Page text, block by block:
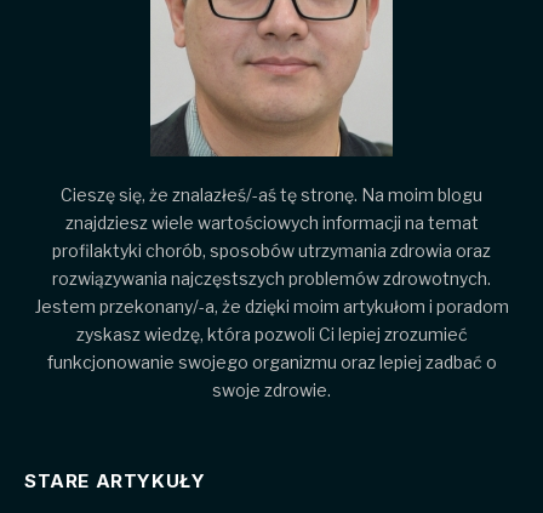
Cieszę się, że znalazłeś/-aś tę stronę. Na moim blogu
znajdziesz wiele wartościowych informacji na temat
profilaktyki chorób, sposobów utrzymania zdrowia oraz
rozwiązywania najczęstszych problemów zdrowotnych.
Jestem przekonany/-a, że dzięki moim artykułom i poradom
zyskasz wiedzę, która pozwoli Ci lepiej zrozumieć
funkcjonowanie swojego organizmu oraz lepiej zadbać o
swoje zdrowie.
STARE ARTYKUŁY